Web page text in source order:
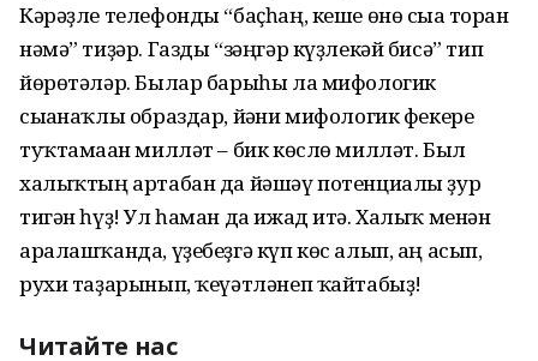
Кәрәҙле телефонды “баҫһаң, кеше өнө сыға торған
нәмә” тиҙәр. Газды “зәңгәр күҙлекәй бисә” тип
йөрөтәләр. Былар барыһы ла мифологик
сығанаҡлы образдар, йәғни мифологик фекере
туҡтамаған милләт – бик көслө милләт. Был
халыҡтың артабан да йәшәү потенциалы ҙур
тигән һүҙ! Ул һаман да ижад итә. Халыҡ менән
аралаш­ҡанда, үҙебеҙгә күп көс алып, аң асып,
рухи таҙарынып, ҡеүәтләнеп ҡайтабыҙ!
Читайте нас